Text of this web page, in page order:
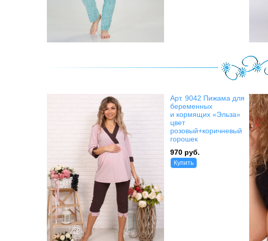
Арт. 9042 Пижама для
беременных
и кормящих «Эльза»
цвет
розовый+коричневый
горошек
970 руб.
Купить